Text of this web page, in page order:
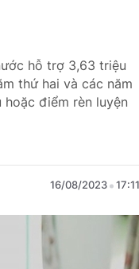
hỗ trợ 3,63 triệu
thứ hai và các năm
điểm rèn luyện
16/08/2023 17:11